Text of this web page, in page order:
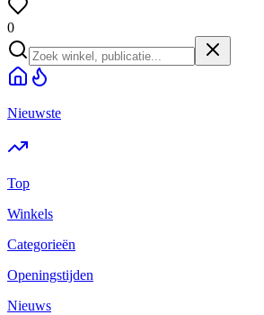
0
Nieuwste
Top
Winkels
Categorieën
Openingstijden
Nieuws